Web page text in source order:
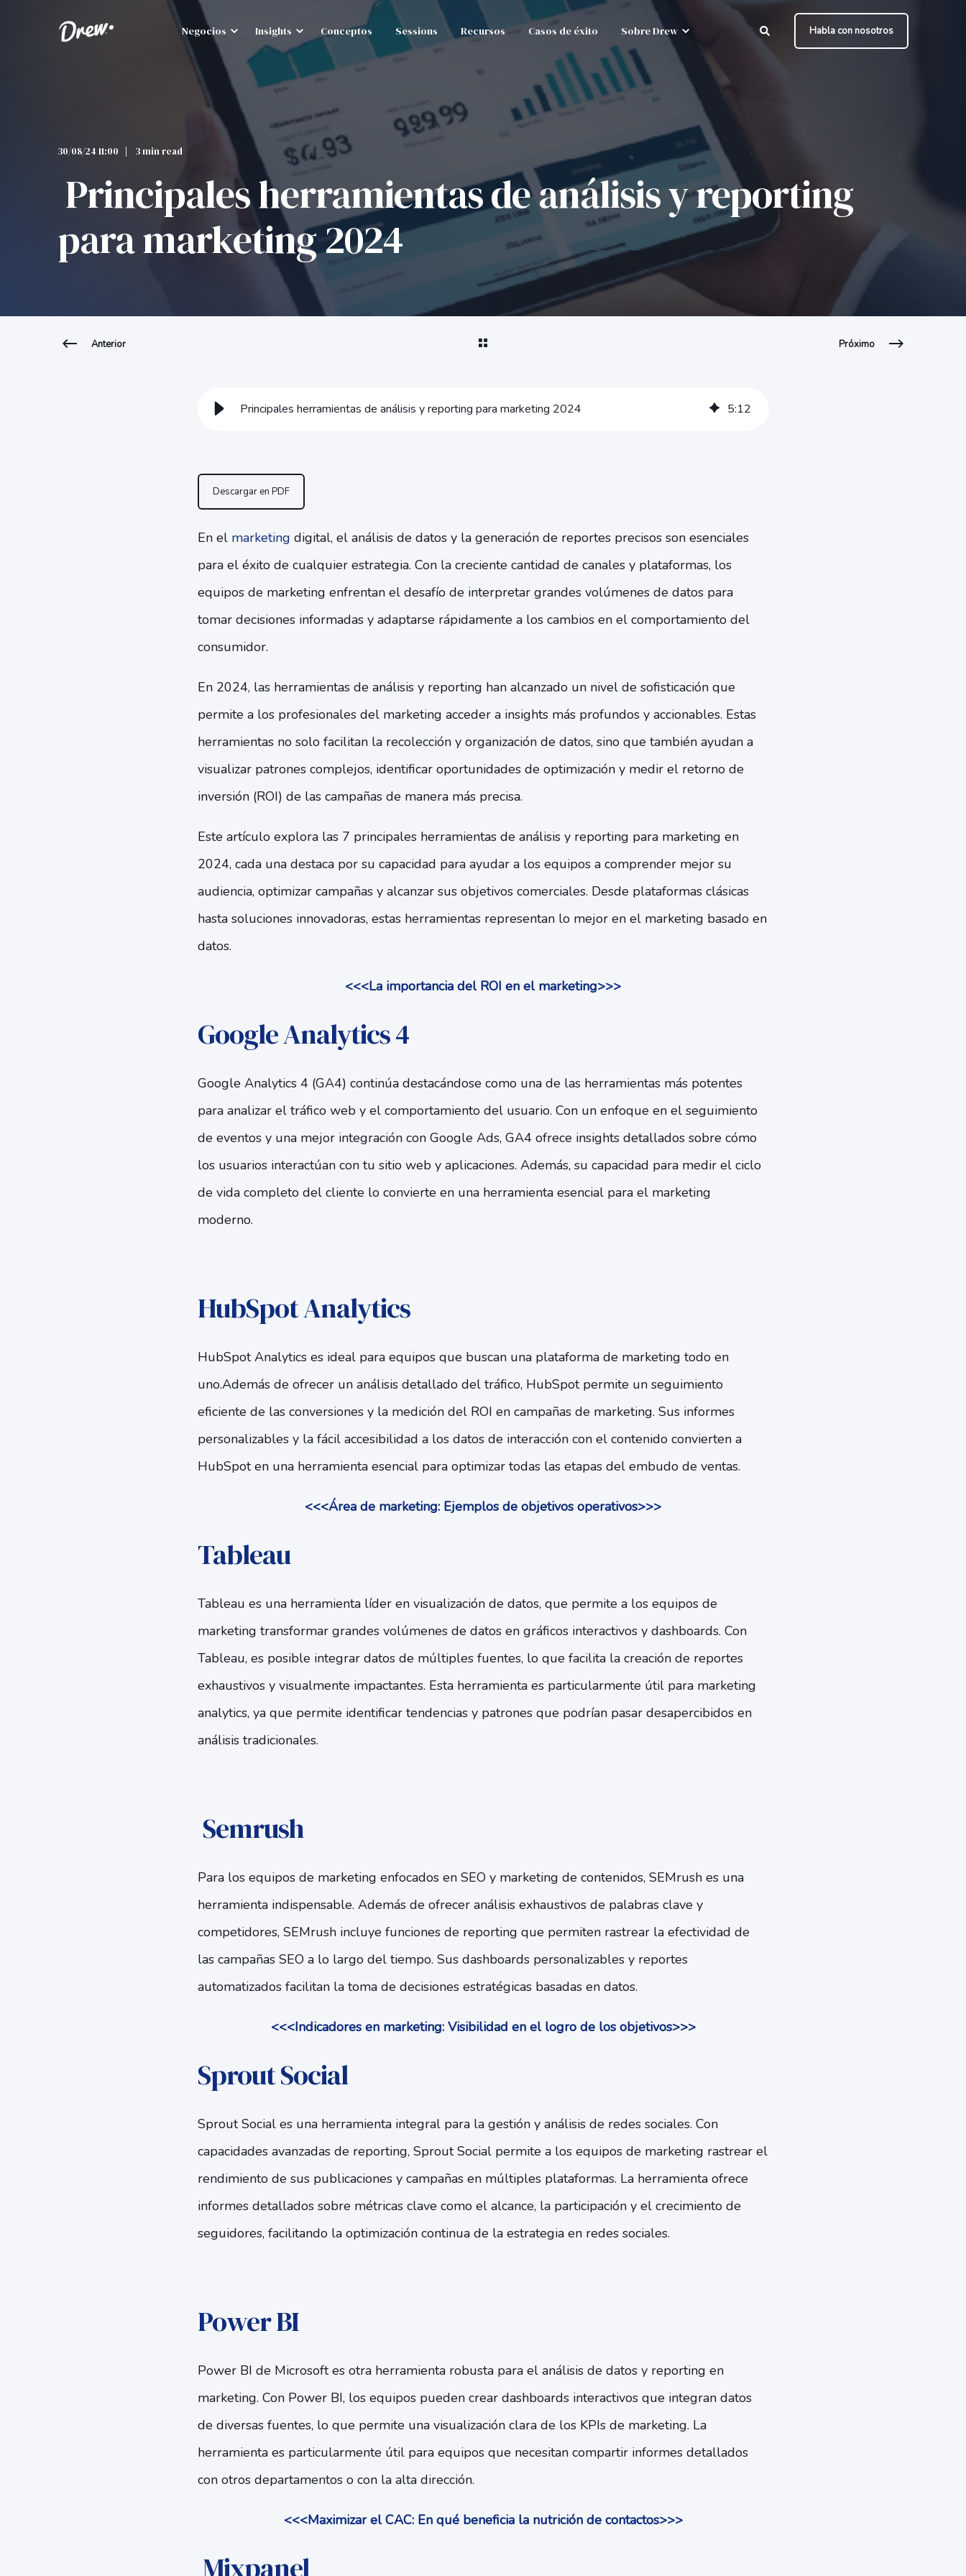
Negocios Insights Conceptos Sessions Recursos Casos de éxito Sobre Drew Habla con nosotros
30/08/24 11:00 3 min read
Principales herramientas de análisis y reporting
para marketing 2024
Anterior Próximo
Principales herramientas de análisis y reporting para marketing 2024 5:12
Descargar en PDF
En elmarketing digital, el análisis de datos y la generación de reportes precisos son esenciales
para el éxito de cualquier estrategia. Con la creciente cantidad de canales y plataformas, los
equipos de marketing enfrentan el desafío de interpretar grandes volúmenes de datos para
tomar decisiones informadas y adaptarse rápidamente a los cambios en el comportamiento del
consumidor.
En 2024, las herramientas de análisis y reporting han alcanzado un nivel de sofisticación que
permite a los profesionales del marketing acceder a insights más profundos y accionables. Estas
herramientas no solo facilitan la recolección y organización de datos, sino que también ayudan a
visualizar patrones complejos, identificar oportunidades de optimización y medir el retorno de
inversión (ROI) de las campañas de manera más precisa.
Este artículo explora las 7 principales herramientas de análisis y reporting para marketing en
2024, cada una destaca por su capacidad para ayudar a los equipos a comprender mejor su
audiencia, optimizar campañas y alcanzar sus objetivos comerciales. Desde plataformas clásicas
hasta soluciones innovadoras, estas herramientas representan lo mejor en el marketing basado en
datos.
<<<La importancia del ROI en el marketing>>>
Google Analytics 4
Google Analytics 4 (GA4) continúa destacándose como una de las herramientas más potentes
para analizar el tráfico web y el comportamiento del usuario. Con un enfoque en el seguimiento
de eventos y una mejor integración con Google Ads, GA4 ofrece insights detallados sobre cómo
los usuarios interactúan con tu sitio web y aplicaciones. Además, su capacidad para medir el ciclo
de vida completo del cliente lo convierte en una herramienta esencial para el marketing
moderno.
HubSpot Analytics
HubSpot Analytics es ideal para equipos que buscan una plataforma de marketing todo en
uno.Además de ofrecer un análisis detallado del tráfico, HubSpot permite un seguimiento
eficiente de las conversiones y la medición del ROI en campañas de marketing. Sus informes
personalizables y la fácil accesibilidad a los datos de interacción con el contenido convierten a
HubSpot en una herramienta esencial para optimizar todas las etapas del embudo de ventas.
<<<Área de marketing: Ejemplos de objetivos operativos>>>
Tableau
Tableau es una herramienta líder en visualización de datos, que permite a los equipos de
marketing transformar grandes volúmenes de datos en gráficos interactivos y dashboards. Con
Tableau, es posible integrar datos de múltiples fuentes, lo que facilita la creación de reportes
exhaustivos y visualmente impactantes. Esta herramienta es particularmente útil para marketing
analytics, ya que permite identificar tendencias y patrones que podrían pasar desapercibidos en
análisis tradicionales.
Semrush
Para los equipos de marketing enfocados en SEO y marketing de contenidos, SEMrush es una
herramienta indispensable. Además de ofrecer análisis exhaustivos de palabras clave y
competidores, SEMrush incluye funciones de reporting que permiten rastrear la efectividad de
las campañas SEO a lo largo del tiempo. Sus dashboards personalizables y reportes
automatizados facilitan la toma de decisiones estratégicas basadas en datos.
<<<Indicadores en marketing: Visibilidad en el logro de los objetivos>>>
Sprout Social
Sprout Social es una herramienta integral para la gestión y análisis de redes sociales. Con
capacidades avanzadas de reporting, Sprout Social permite a los equipos de marketing rastrear el
rendimiento de sus publicaciones y campañas en múltiples plataformas. La herramienta ofrece
informes detallados sobre métricas clave como el alcance, la participación y el crecimiento de
seguidores, facilitando la optimización continua de la estrategia en redes sociales.
Power BI
Power BI de Microsoft es otra herramienta robusta para el análisis de datos y reporting en
marketing. Con Power BI, los equipos pueden crear dashboards interactivos que integran datos
de diversas fuentes, lo que permite una visualización clara de los KPIs de marketing. La
herramienta es particularmente útil para equipos que necesitan compartir informes detallados
con otros departamentos o con la alta dirección.
<<<Maximizar el CAC: En qué beneficia la nutrición de contactos>>>
Mixpanel